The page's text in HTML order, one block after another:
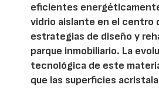
eficientes
vidrio aislante en el centro
estrategias de diseño y
parque inmobiliario. La
tecnológica de este
que las superficies